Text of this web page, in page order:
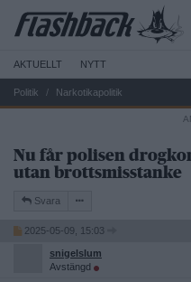
AKTUELLT NYTT
Politik Narkotikapolitik
Nu får polisen
utan brottsmisstanke
Svara
2025-05-09, 15:03
snigelslum
Avstängd